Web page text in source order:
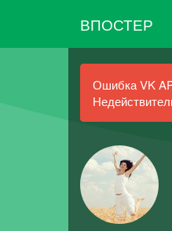
ВПОСТЕР
Ошибка VK